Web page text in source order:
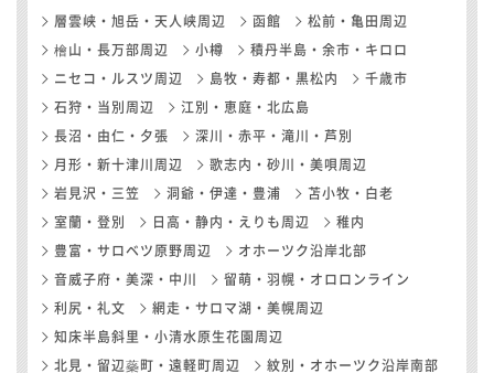
層雲峡・旭岳・天人峡周辺 函館 松前・亀田周辺
檜山・長万部周辺 小樽 積丹半島・余市・キロロ
ニセコ・ルスツ周辺 島牧・寿都・黒松内 千歳市
石狩・当別周辺 江別・恵庭・北広島
長沼・由仁・夕張 深川・赤平・滝川・芦別
月形・新十津川周辺 歌志内・砂川・美唄周辺
岩見沢・三笠 洞爺・伊達・豊浦 苫小牧・白老
室蘭・登別 日高・静内・えりも周辺 稚内
豊富・サロベツ原野周辺 オホーツク沿岸北部
音威子府・美深・中川 留萌・羽幌・オロロンライン
利尻・礼文 網走・サロマ湖・美幌周辺
知床半島斜里・小清水原生花園周辺
北見・留辺蘂町・遠軽町周辺 紋別・オホーツク沿岸南部